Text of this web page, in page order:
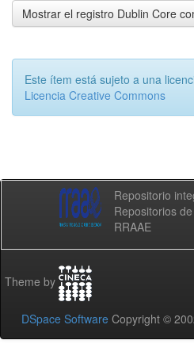
Mostrar el registro Dublin Core
Este ítem está sujeto a una
Licencia Creative Commons
Repositorio
Repositorios
RRAAE
Theme by
DSpace Software Copyright ©